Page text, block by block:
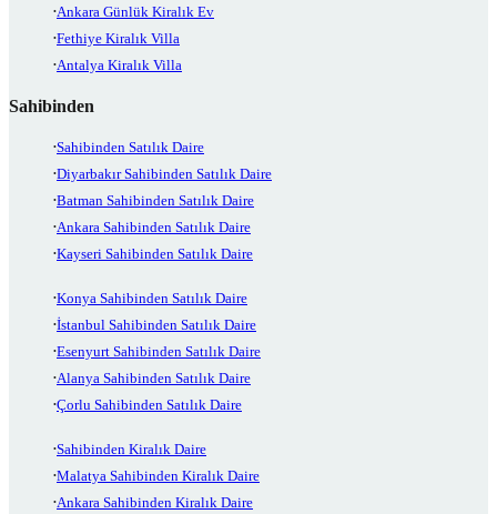
Ankara Günlük Kiralık Ev
Fethiye Kiralık Villa
Antalya Kiralık Villa
Sahibinden
Sahibinden Satılık Daire
Diyarbakır Sahibinden Satılık Daire
Batman Sahibinden Satılık Daire
Ankara Sahibinden Satılık Daire
Kayseri Sahibinden Satılık Daire
Konya Sahibinden Satılık Daire
İstanbul Sahibinden Satılık Daire
Esenyurt Sahibinden Satılık Daire
Alanya Sahibinden Satılık Daire
Çorlu Sahibinden Satılık Daire
Sahibinden Kiralık Daire
Malatya Sahibinden Kiralık Daire
Ankara Sahibinden Kiralık Daire